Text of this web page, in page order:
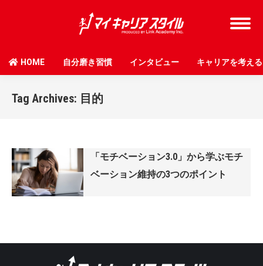
HOME 自分磨き習慣 インタビュー キャリアを考える
Tag Archives: 目的
「モチベーション3.0」から学ぶモチ
ベーション維持の3つのポイント